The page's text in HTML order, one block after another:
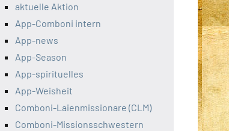
aktuelle Aktion
App-Comboni intern
App-news
App-Season
App-spirituelles
App-Weisheit
Comboni-Laienmissionare (CLM)
Comboni-Missionsschwestern